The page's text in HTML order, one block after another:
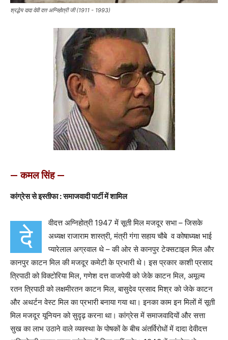
श्रद्धेय दादा देवी दत्त अग्निहोत्री जी (1911 - 1993)
— कमल सिंह —
कांग्रेस से इस्तीफा : समाजवादी पार्टी में शामिल
दे
वीदत्त अग्निहोत्री 1947 में सूती मिल मजदूर सभा – जिसके
अध्यक्ष राजाराम शास्त्री, मंत्री गंगा सहाय चौबे व कोषाध्यक्ष भाई
प्यारेलाल अग्रवाल थे – की ओर से कानपुर टेक्सटाइल मिल और
कानपुर काटन मिल की मजदूर कमेटी के प्रभारी थे। इस प्रकार काशी प्रसाद
त्रिपाठी को विक्टोरिया मिल, गणेश दत्त वाजपेयी को जेके काटन मिल, अमूल्य
रतन त्रिपाठी को लक्षमीरतन काटन मिल, बासुदेव प्रसाद मिश्र को जेके काटन
और अथर्टन वेस्ट मिल का प्रभारी बनाया गया था। इनका काम इन मिलों में सूती
मिल मजदूर यूनियन को सुदृढ़ करना था। कांग्रेस में समाजवादियों और सत्ता
सुख का लाभ उठाने वाले व्यवस्था के पोषकों के बीच अंतर्विरोधों में दादा देवीदत्त